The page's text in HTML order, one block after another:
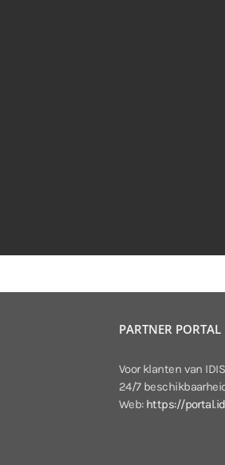
PARTNER PORTAL
Voor klanten van
24/7
Web: https://